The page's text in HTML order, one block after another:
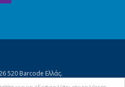
520 Barcode Ελλάς.